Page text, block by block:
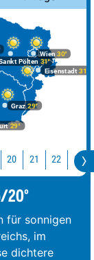
Graz29°
29°
Wien 30°
Eisenstadt 31°
Pölten 31°
20 21 22 23
20°
für sonnigen
im
dichtere